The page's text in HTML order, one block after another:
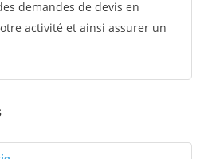
demandes de devis en
activité et ainsi assurer un